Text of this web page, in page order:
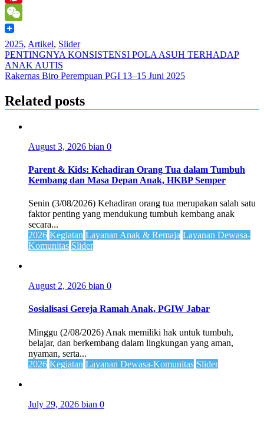
Pinterest
WeChat
2025, Artikel, Slider
Post
navigation
PENTINGNYA KONSISTENSI POLA ASUH TERHADAP
ANAK AUTIS
Rakernas Biro Perempuan PGI 13–15 Juni 2025
Related posts
August 3, 2026 bian 0
Parent & Kids: Kehadiran Orang Tua dalam Tumbuh
Kembang dan Masa Depan Anak, HKBP Semper
Senin (3/08/2026) Kehadiran orang tua merupakan salah satu
faktor penting yang mendukung tumbuh kembang anak
secara...
2026 Kegiatan Layanan Anak & Remaja Layanan Dewasa-
Komunitas Slider
August 2, 2026 bian 0
Sosialisasi Gereja Ramah Anak, PGIW Jabar
Minggu (2/08/2026) Anak memiliki hak untuk tumbuh,
belajar, dan berkembang dalam lingkungan yang aman,
nyaman, serta...
2026 Kegiatan Layanan Dewasa-Komunitas Slider
July 29, 2026 bian 0